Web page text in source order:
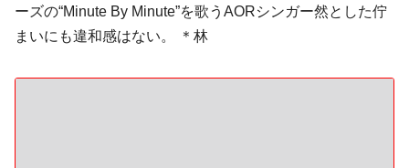
ーズの“Minute By Minute”を歌うAORシンガー然とした佇
まいにも違和感はない。 ＊林